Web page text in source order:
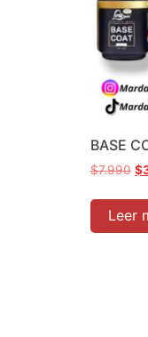
BASE
$7.990 $
Leer